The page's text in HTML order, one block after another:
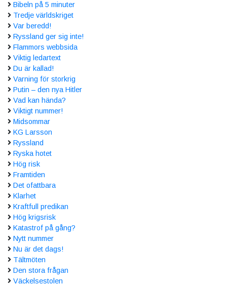
Bibeln på 5 minuter
Tredje världskriget
Var beredd!
Ryssland ger sig inte!
Flammors webbsida
Viktig ledartext
Du är kallad!
Varning för storkrig
Putin – den nya Hitler
Vad kan hända?
Viktigt nummer!
Midsommar
KG Larsson
Ryssland
Ryska hotet
Hög risk
Framtiden
Det ofattbara
Klarhet
Kraftfull predikan
Hög krigsrisk
Katastrof på gång?
Nytt nummer
Nu är det dags!
Tältmöten
Den stora frågan
Väckelsestolen